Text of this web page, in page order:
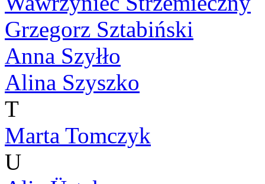
Grzegorz Sztabiński
Anna Szyłło
Alina Szyszko
T
Marta Tomczyk
U